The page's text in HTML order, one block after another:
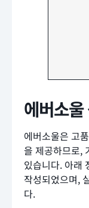
에버소
에버소울은 고
을 제공하므로,
있습니다. 아래
작성되었으며,
다.